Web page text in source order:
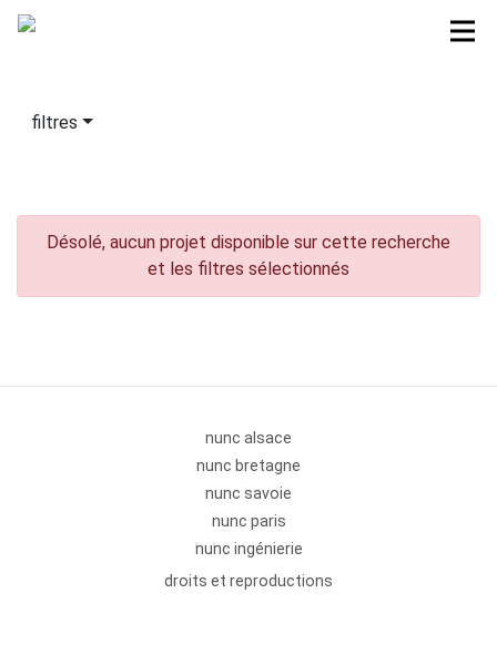
filtres
Désolé, aucun projet disponible sur cette recherche
et les filtres sélectionnés
nunc alsace
nunc bretagne
nunc savoie
nunc paris
nunc ingénierie
droits et reproductions